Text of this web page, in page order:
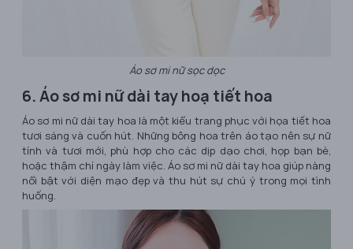
Áo sơ mi nữ sọc dọc
6. Áo sơ mi nữ dài tay hoạ tiết hoa
Áo sơ mi nữ dài tay hoa là một kiểu trang phục với họa tiết hoa
tươi sáng và cuốn hút. Những bông hoa trên áo tạo nên sự nữ
tính và tươi mới, phù hợp cho các dịp dạo chơi, họp bạn bè,
hoặc thậm chí ngày làm việc. Áo sơ mi nữ dài tay hoa giúp nàng
nổi bật với diện mạo đẹp và thu hút sự chú ý trong mọi tình
huống.